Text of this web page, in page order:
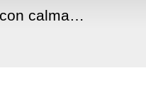
calma…